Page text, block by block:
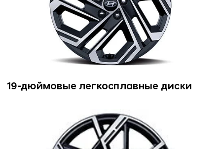
19-дюймовые легкосплавные диски